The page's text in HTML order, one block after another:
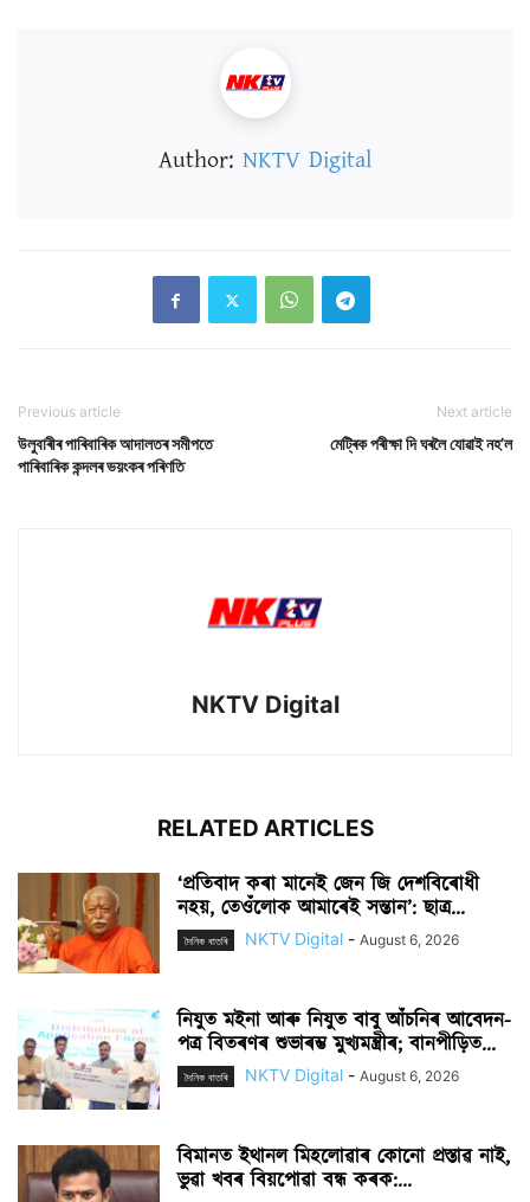
Author: NKTV Digital
Previous article
উলুবাৰীৰ পাৰিবাৰিক আদালতৰ সমীপতে
পাৰিবাৰিক কন্দলৰ ভয়ংকৰ পৰিণতি
Next article
মেট্ৰিক পৰীক্ষা দি ঘৰলৈ যোৱাই নহ’ল
NKTV Digital
RELATED ARTICLES
‘প্ৰতিবাদ কৰা মানেই জেন জি দেশবিৰোধী
নহয়, তেওঁলোক আমাৰেই সন্তান’: ছাত্ৰ...
দৈনিক বাতৰি NKTV Digital - August 6, 2026
নিযুত মইনা আৰু নিযুত বাবু আঁচনিৰ আবেদন-
পত্ৰ বিতৰণৰ শুভাৰম্ভ মুখ্যমন্ত্ৰীৰ; বানপীড়িত...
দৈনিক বাতৰি NKTV Digital - August 6, 2026
বিমানত ইথানল মিহলোৱাৰ কোনো প্ৰস্তাৱ নাই,
ভুৱা খবৰ বিয়পোৱা বন্ধ কৰক:...